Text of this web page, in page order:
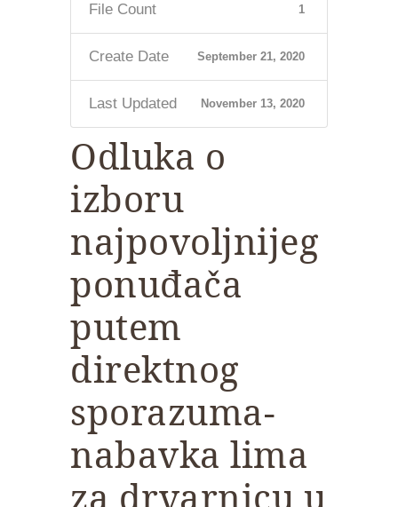
File Count 1
Create Date September 21, 2020
Last Updated November 13, 2020
Odluka o
izboru
najpovoljnijeg
ponuđača
putem
direktnog
sporazuma-
nabavka lima
za drvarnicu u